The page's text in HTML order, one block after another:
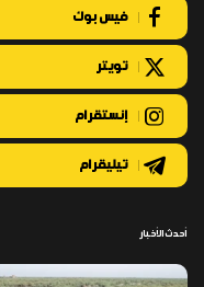
فيس بوك
تويتر
إنستقرام
تيليقرام
أحدث الأخبار